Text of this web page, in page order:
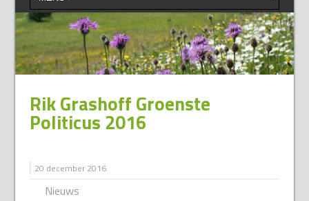
Rik Grashoff Groenste
Politicus 2016
20 december 2016
Nieuws